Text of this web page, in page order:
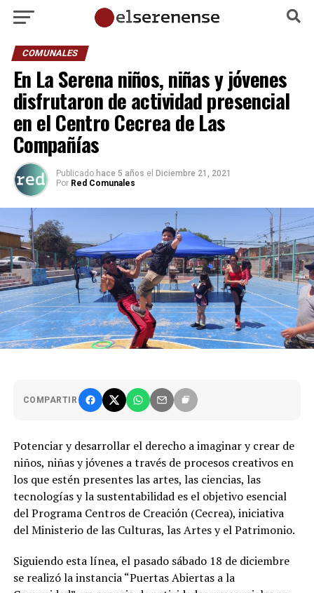
COMUNALES
En La Serena niños, niñas y jóvenes
disfrutaron de actividad presencial
en el Centro Cecrea de Las
Compañías
Publicado hace 5 años el Diciembre 21, 2021
Por Red Comunales
COMPARTIR
Potenciar y desarrollar el derecho a imaginar y crear de
niños, niñas y jóvenes a través de procesos creativos en
los que estén presentes las artes, las ciencias, las
tecnologías y la sustentabilidad es el objetivo esencial
del Programa Centros de Creación (Cecrea), iniciativa
del Ministerio de las Culturas, las Artes y el Patrimonio.
Siguiendo esta línea, el pasado sábado 18 de diciembre
se realizó la instancia “Puertas Abiertas a la